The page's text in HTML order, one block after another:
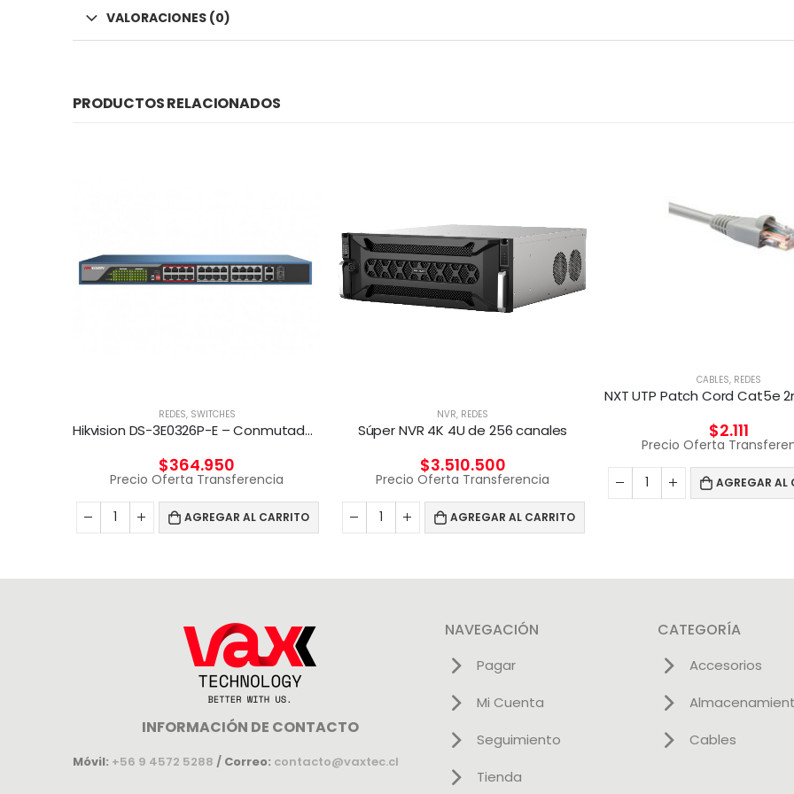
VALORACIONES (0)
PRODUCTOS RELACIONADOS
REDES, SWITCHES
Hikvision DS-3E0326P-E – Conmutador – sin gestionar – 24 x 10/100 (8 PoE) + 2 x Gigabit SFP (enlace ascendente) – sobremesa – PoE+ (370 W)
$364.950
Precio Oferta Transferencia
AGREGAR AL CARRITO
NVR, REDES
Súper NVR 4K 4U de 256 canales
$3.510.500
Precio Oferta Transferencia
AGREGAR AL CARRITO
CABLES, REDES
$2.111
Precio Oferta
AGREGAR AL
INFORMACIÓN DE CONTACTO
Móvil: +56 9 4572 5288 / Correo: contacto@vaxtec.cl
NAVEGACIÓN
Pagar
Mi Cuenta
Seguimiento
Tienda
CATEGORÍA
Accesorios
Cables